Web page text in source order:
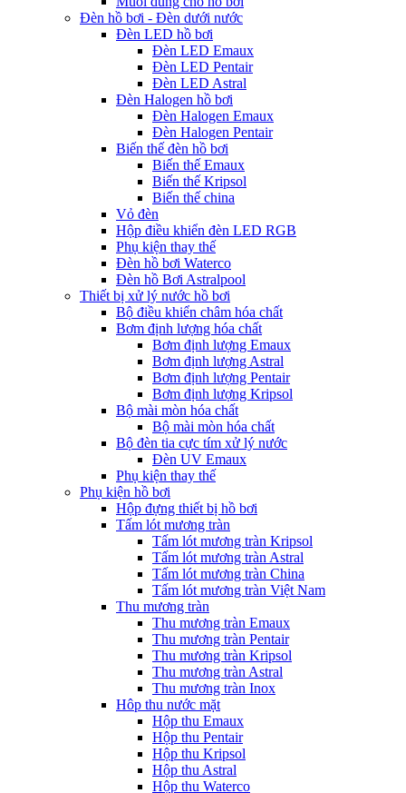
Đèn hồ bơi - Đèn dưới nước
Đèn LED hồ bơi
Đèn LED Emaux
Đèn LED Pentair
Đèn LED Astral
Đèn Halogen hồ bơi
Đèn Halogen Emaux
Đèn Halogen Pentair
Biến thế đèn hồ bơi
Biến thế Emaux
Biến thế Kripsol
Biến thế china
Vỏ đèn
Hộp điều khiển đèn LED RGB
Phụ kiện thay thế
Đèn hồ bơi Waterco
Đèn hồ Bơi Astralpool
Thiết bị xử lý nước hồ bơi
Bộ điều khiển châm hóa chất
Bơm định lượng hóa chất
Bơm định lượng Emaux
Bơm định lượng Astral
Bơm định lượng Pentair
Bơm định lượng Kripsol
Bộ mài mòn hóa chất
Bộ mài mòn hóa chất
Bộ đèn tia cực tím xử lý nước
Đèn UV Emaux
Phụ kiện thay thế
Phụ kiện hồ bơi
Hộp đựng thiết bị hồ bơi
Tấm lót mương tràn
Tấm lót mương tràn Kripsol
Tấm lót mương tràn Astral
Tấm lót mương tràn China
Tấm lót mương tràn Việt Nam
Thu mương tràn
Thu mương tràn Emaux
Thu mương tràn Pentair
Thu mương tràn Kripsol
Thu mương tràn Astral
Thu mương tràn Inox
Hôp thu nước mặt
Hộp thu Emaux
Hộp thu Pentair
Hộp thu Kripsol
Hộp thu Astral
Hộp thu Waterco